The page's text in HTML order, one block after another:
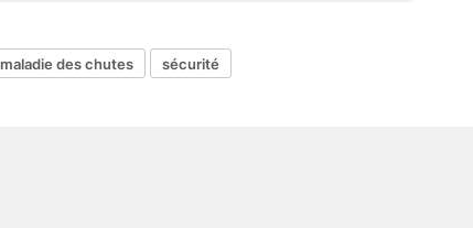
maladie des chutes sécurité